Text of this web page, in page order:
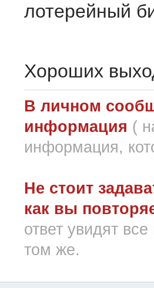
лотерейный
Хороших
В личном
информация (
информация,
Не стоит
как вы
ответ увидят
том же.